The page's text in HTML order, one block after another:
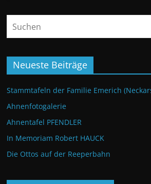
Neueste Beiträge
Stammtafeln der Familie Emerich
Ahnenfotogalerie
Ahnentafel PFENDLER
In Memoriam Robert HAUCK
Die Ottos auf der Reeperbahn